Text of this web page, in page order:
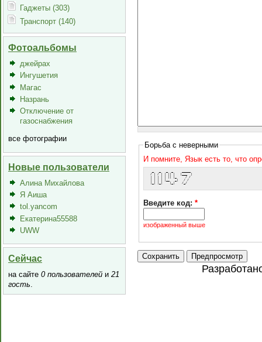
Гаджеты (303)
Транспорт (140)
Фотоальбомы
джейрах
Ингушетия
Магас
Назрань
Отключение от
газоснабжения
все фотографии
Новые пользователи
Алина Михайлова
Я Аиша
tol.yancom
Екатерина55588
UWW
Сейчас
на сайте 0 пользователей и 21
гость.
Борьба с неверными
И помните, Язык есть то, что
/ | / | | || |   |___  |
| | | | | || |_     / /
| | | | |__   _|   / /
|_| |_|    |_|    /_/
Введите код: *
изображенный выше